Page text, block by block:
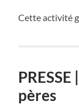
Cette activité
pères